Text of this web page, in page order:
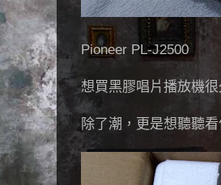
Pioneer PL-J2500
想買黑膠唱片播放機
除了潮，更是想聽聽